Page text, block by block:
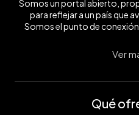
Somos un portal abierto,
para reflejar a un país que
Somos el punto de
Ver
Qué